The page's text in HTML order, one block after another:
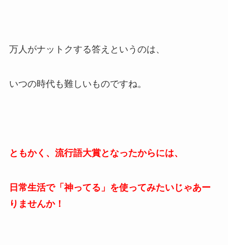
万人がナットクする答えというのは、
いつの時代も難しいものですね。
ともかく、流行語大賞となったからには、
日常生活で「神ってる」を使ってみたいじゃあー
りませんか！